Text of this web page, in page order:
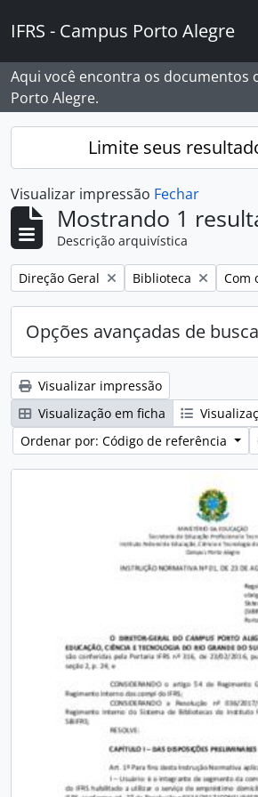
IFRS - Campus Porto Alegre
Aqui você encontra os documentos
Porto Alegre.
Limite seus
Visualizar impressão Fechar
Mostrando 1
Descrição arquivística
Remover filtro:
Direção Geral Remover filtro:
Biblioteca Com
Opções avançadas de busca
Visualizar impressão
Visualização em ficha
Ordenar por: Código de referência